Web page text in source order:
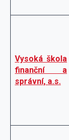
Vysoká škola
finanční a
správní, a.s.